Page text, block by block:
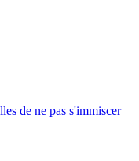
de ne pas s'immiscer